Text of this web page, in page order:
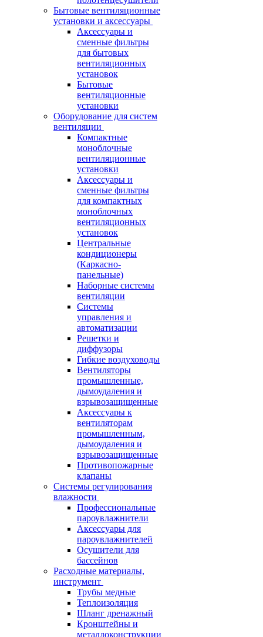
Бытовые вентиляционные
установки и аксессуары
Аксессуары и
сменные фильтры
для бытовых
вентиляционных
установок
Бытовые
вентиляционные
установки
Оборудование для систем
вентиляции
Компактные
моноблочные
вентиляционные
установки
Аксессуары и
сменные фильтры
для компактных
моноблочных
вентиляционных
установок
Центральные
кондиционеры
(Каркасно-
панельные)
Наборные системы
вентиляции
Системы
управления и
автоматизации
Решетки и
диффузоры
Гибкие воздуховоды
Вентиляторы
промышленные,
дымоудаления и
взрывозащищенные
Аксессуары к
вентиляторам
промышленным,
дымоудаления и
взрывозащищенные
Противопожарные
клапаны
Системы регулирования
влажности
Профессиональные
пароувлажнители
Аксессуары для
пароувлажнителей
Осушители для
бассейнов
Расходные материалы,
инструмент
Трубы медные
Теплоизоляция
Шланг дренажный
Кронштейны и
металлоконструкции